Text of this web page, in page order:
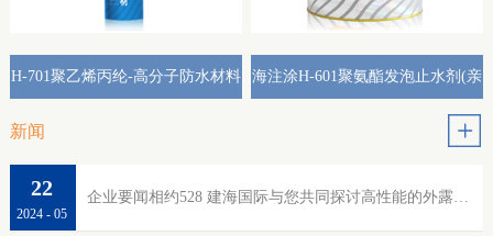
H-701聚乙烯丙纶-高分子防水材料 海注涂H-601聚氨酯发泡止水剂(亲
新闻
企业要闻相约528 建海国际与您共同探讨高性能的外露防水
2024 - 05
22